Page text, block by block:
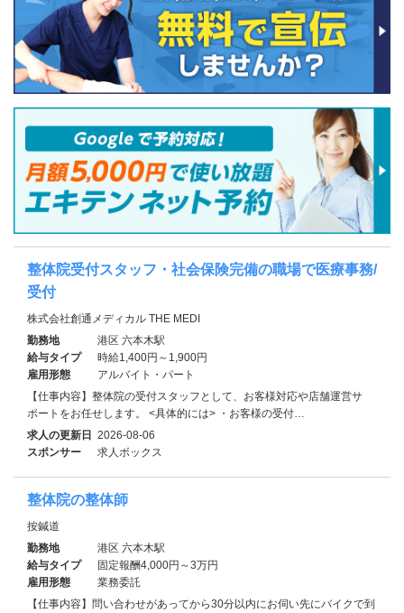
整体院受付スタッフ・社会保険完備の職場で医療事務/
受付
株式会社創通メディカル THE MEDI
勤務地
港区 六本木駅
給与タイプ
時給1,400円～1,900円
雇用形態
アルバイト・パート
【仕事内容】整体院の受付スタッフとして、お客様対応や店舗運営サ
ポートをお任せします。 <具体的には> ・お客様の受付…
求人の更新日 2026-08-06
スポンサー
求人ボックス
整体院の整体師
按鍼道
勤務地
港区 六本木駅
給与タイプ
固定報酬4,000円～3万円
雇用形態
業務委託
【仕事内容】問い合わせがあってから30分以内にお伺い先にバイクで到